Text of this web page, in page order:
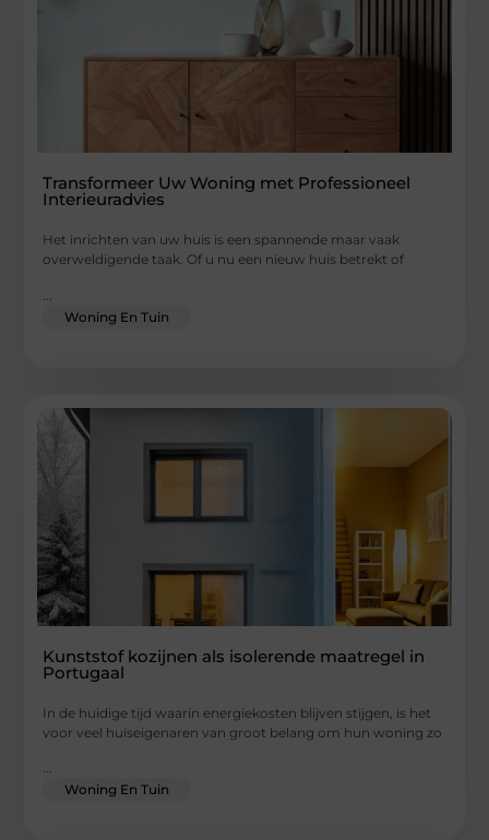
Transformeer Uw Woning met Professioneel
Interieuradvies
Het inrichten van uw huis is een spannende maar vaak
overweldigende taak. Of u nu een nieuw huis betrekt of
Woning En Tuin
Kunststof kozijnen als isolerende maatregel in
Portugaal
In de huidige tijd waarin energiekosten blijven stijgen, is het
voor veel huiseigenaren van groot belang om hun woning zo
...
Woning En Tuin